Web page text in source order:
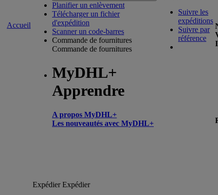
Accueil
Planifier un enlèvement
Télécharger un fichier
d'expédition
Scanner un code-barres
Commande de fournitures
Commande de fournitures
MyDHL+
Apprendre
A propos MyDHL+
Les nouveautés avec MyDHL+
Suivre les
expéditions
Suivre par
référence
ExpédierExpédier